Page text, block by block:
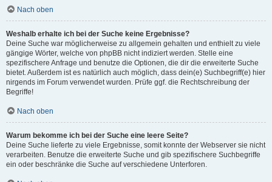
Nach oben
Weshalb erhalte ich bei der Suche keine Ergebnisse?
Deine Suche war möglicherweise zu allgemein gehalten und enthielt zu viele
gängige Wörter, welche von phpBB nicht indiziert werden. Stelle eine
spezifischere Anfrage und benutze die Optionen, die dir die erweiterte Suche
bietet. Außerdem ist es natürlich auch möglich, dass dein(e) Suchbegriff(e) hier
nirgends im Forum verwendet wurden. Prüfe ggf. die Rechtschreibung der
Begriffe!
Nach oben
Warum bekomme ich bei der Suche eine leere Seite?
Deine Suche lieferte zu viele Ergebnisse, somit konnte der Webserver sie nicht
verarbeiten. Benutze die erweiterte Suche und gib spezifischere Suchbegriffe
ein oder beschränke die Suche auf verschiedene Unterforen.